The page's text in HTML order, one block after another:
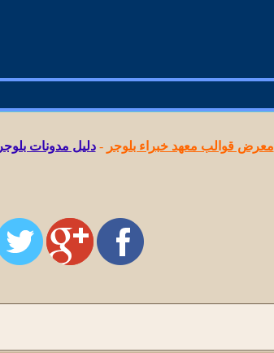
معرض قوالب معهد خبراء بلوجر -دليل مدونات بلوجر